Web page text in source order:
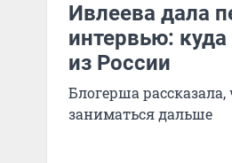
Ивлеева дала
интервью:
из России
Блогерша
заниматься дальше